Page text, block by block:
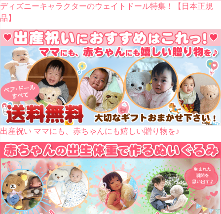
ディズニーキャラクターのウェイトドール特集！【日本正規
品】
出産祝い ママにも、赤ちゃんにも嬉しい贈り物を♪